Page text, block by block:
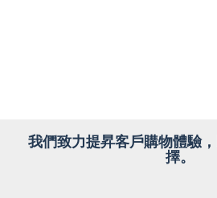
我們致力提昇客戶購物體驗
擇。